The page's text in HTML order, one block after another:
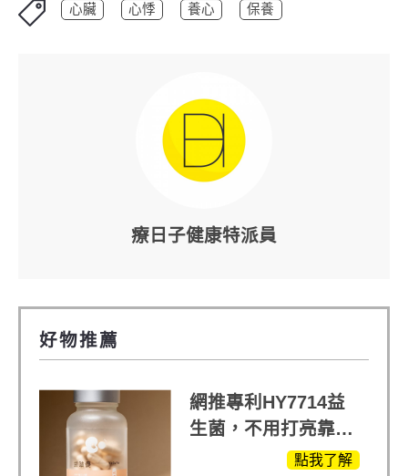
心臟 心悸 養心 保養
療日子健康特派員
好物推薦
網推專利HY7714益
生菌，不用打亮靠養
點我了解